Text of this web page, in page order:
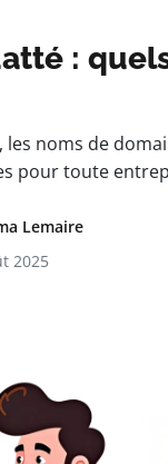
:
les noms de
pour toute
Lemaire
2025